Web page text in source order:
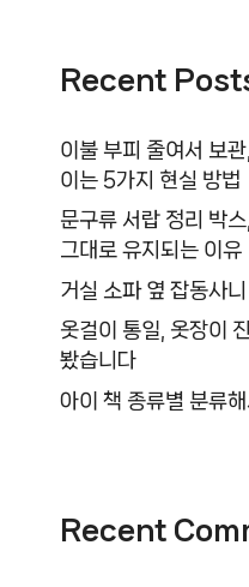
Recent
이불 부피 줄여서 보
이는 5가지 현실 방법
문구류 서랍 정리 박
그대로 유지되는 이유
거실 소파 옆 잡동사
옷걸이 통일, 옷장이
봤습니다
아이 책 종류별 분류
Recent